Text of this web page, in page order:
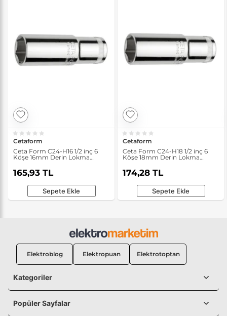
Cetaform
Ceta Form C24-H16 1/2 inç 6
Köşe 16mm Derin Lokma
165,93 TL
Sepete Ekle
Cetaform
Ceta Form C24-H18 1/2 inç 6
Köşe 18mm Derin Lokma
174,28 TL
Sepete Ekle
Elektroblog Elektropuan Elektrotoptan
Kategoriler
Popüler Sayfalar